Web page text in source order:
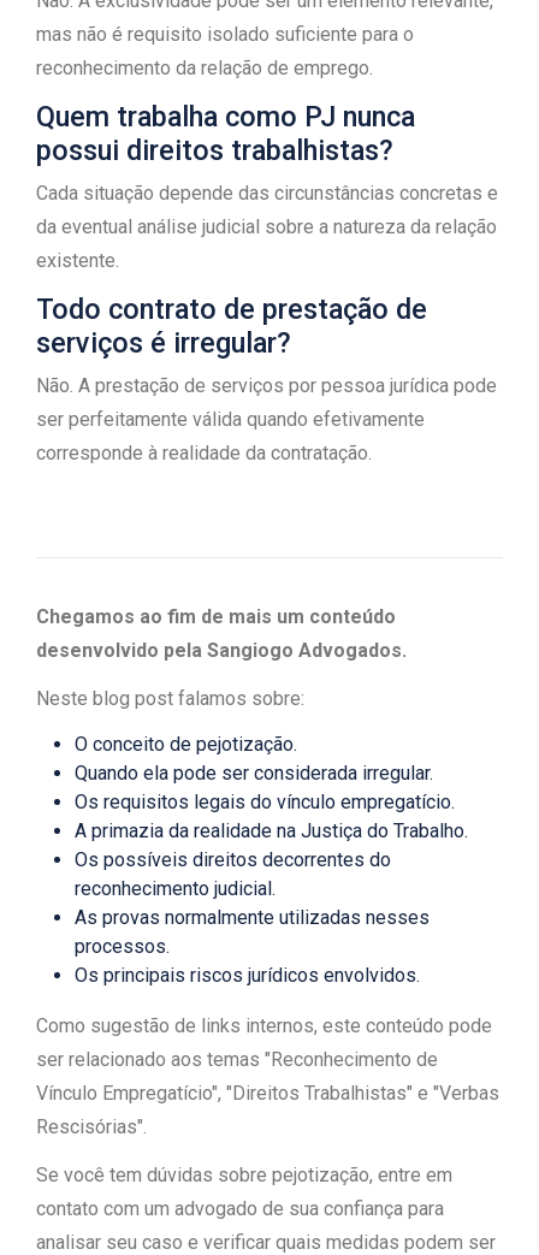
mas não é requisito isolado suficiente para o
reconhecimento da relação de emprego.
Quem trabalha como PJ nunca
possui direitos trabalhistas?
Cada situação depende das circunstâncias concretas e
da eventual análise judicial sobre a natureza da relação
existente.
Todo contrato de prestação de
serviços é irregular?
Não. A prestação de serviços por pessoa jurídica pode
ser perfeitamente válida quando efetivamente
corresponde à realidade da contratação.
Chegamos ao fim de mais um conteúdo
desenvolvido pela Sangiogo Advogados.
Neste blog post falamos sobre:
O conceito de pejotização.
Quando ela pode ser considerada irregular.
Os requisitos legais do vínculo empregatício.
A primazia da realidade na Justiça do Trabalho.
Os possíveis direitos decorrentes do
reconhecimento judicial.
As provas normalmente utilizadas nesses
processos.
Os principais riscos jurídicos envolvidos.
Como sugestão de links internos, este conteúdo pode
ser relacionado aos temas "Reconhecimento de
Vínculo Empregatício", "Direitos Trabalhistas" e "Verbas
Rescisórias".
Se você tem dúvidas sobre pejotização, entre em
contato com um advogado de sua confiança para
analisar seu caso e verificar quais medidas podem ser